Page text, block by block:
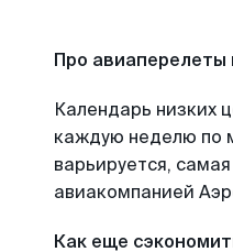
Про
Календарь низких
каждую неделю по
варьируется,
авиакомпанией
Как еще